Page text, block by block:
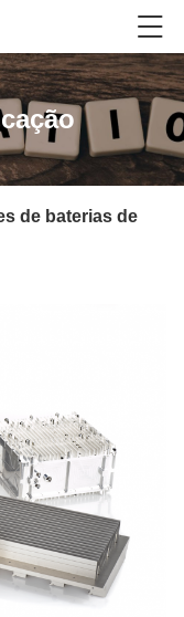
de baterias de